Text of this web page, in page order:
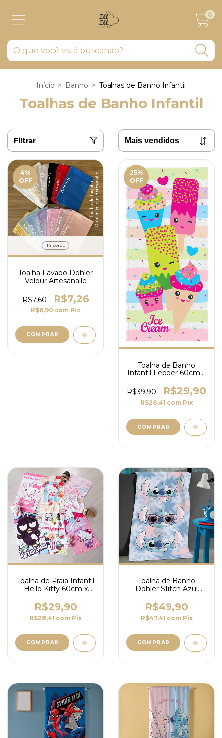
0
Início > Banho > Toalhas de Banho Infantil
Toalhas de Banho Infantil
Filtrar
4%
OFF
14 cores
Toalha Lavabo Dohler
Velour Artesanalle
R$7,60 R$7,26
R$6,90 com Pix
COMPRAR
25%
OFF
Toalha de Banho
Infantil Lepper 60cm x
Gelato
R$39,90 R$29,90
R$28,41 com Pix
Toalha de Praia Infantil
Hello Kitty 60cm x
R$29,90
R$28,41 com Pix
COMPRAR
Toalha de Banho
Döhler Stitch Azul
R$49,90
R$47,41 com Pix